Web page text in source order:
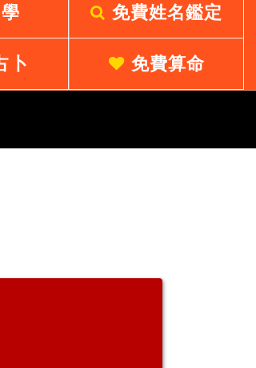
免費姓名鑑定
卜 免費算命